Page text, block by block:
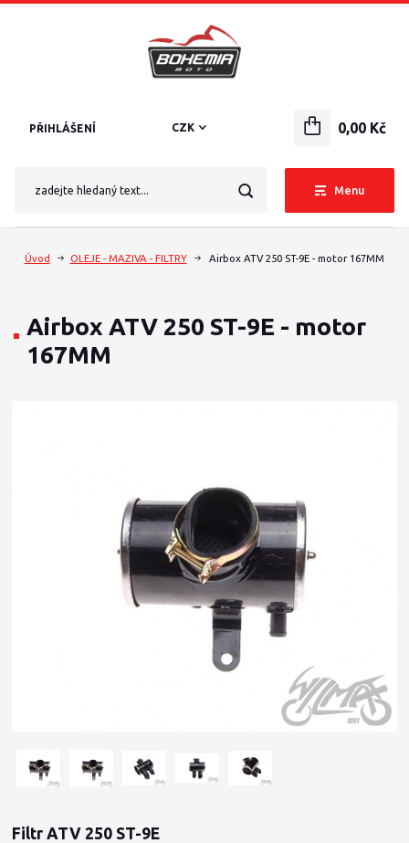
Menu
CZK
PŘIHLÁŠENÍ 0,00 Kč
Úvod OLEJE - MAZIVA - FILTRY Airbox ATV 250 ST-9E - motor 167MM
Airbox ATV 250 ST-9E - motor
167MM
Filtr ATV 250 ST-9E